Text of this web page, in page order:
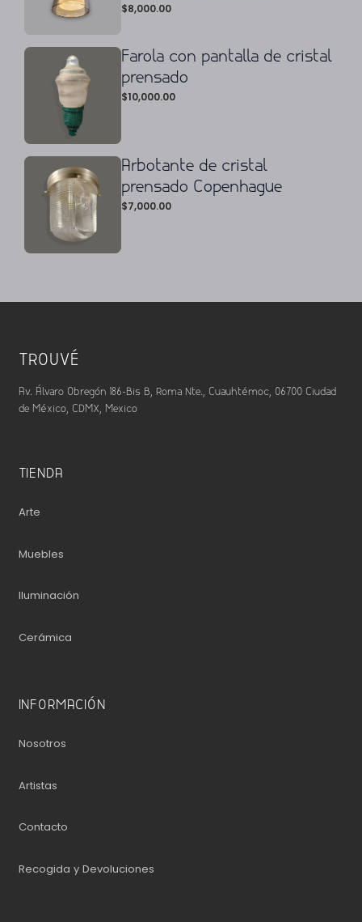
$8,000.00
Farola con pantalla de cristal
prensado
$10,000.00
Arbotante de cristal
prensado Copenhague
$7,000.00
TROUVÉ
Av. Álvaro Obregón 186-Bis B, Roma Nte., Cuauhtémoc, 06700 Ciudad
de México, CDMX, Mexico
TIENDA
Arte
Muebles
Iluminación
Cerámica
INFORMACIÓN
Nosotros
Artistas
Contacto
Recogida y Devoluciones